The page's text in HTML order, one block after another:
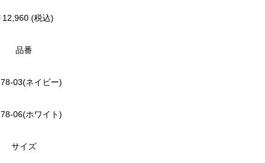
12,960 (税込)
品番
03(ネイビー)
06(ホワイト)
サイズ